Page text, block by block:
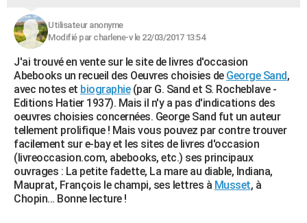
Carte de Noël
Carte Bonne année
Carte Saint-Valentin
Carte Pâques
Carte d'anniversaire
DICTIONNAIRE
Dictionnaire
Biographies
Citations
Expressions
Proverbes
PROGRAMME TV
COPAINS D'AVANT
S'inscrire
Se connecter
Lycées
Collèges
Primaires
Universités
Entreprises
Service militaire
Avis de recherche
AVIS DE DÉCÈS
FORUM
Bricolage
Lifestyle
Culture
Sport
Auto
Television
Voyage
Cinema
Utilisateur anonyme
Modifié par charlene-v le 22/03/2017 13:54
J'ai trouvé en vente sur le site de livres d'occasion
Abebooks un recueil des Oeuvres choisies de George Sand,
avec notes et biographie(par G. Sand et S. Rocheblave -
Editions Hatier 1937). Mais il n'y a pas d'indications des
oeuvres choisies concernées. George Sand fut un auteur
tellement prolifique ! Mais vous pouvez par contre trouver
facilement sur e-bay et les sites de livres d'occasion
(livreoccasion.com, abebooks, etc.) ses principaux
ouvrages : La petite fadette, La mare au diable, Indiana,
Mauprat, François le champi, ses lettres à Musset, à
Chopin... Bonne lecture !